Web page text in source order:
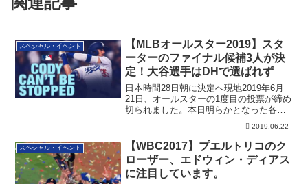
スペシャル・イベント
【MLBオールスター2019】スタ
ーターのファイナル候補3人が決
定！大谷選手はDHで選ばれず
日本時間28日朝に決定へ現地2019年6月
21日、オールスターの1度目の投票が締め
切られました。本日明らかとなった各ポ
2019.06.22
スペシャル・イベント
【WBC2017】プエルトリコのク
ローザー、エドウィン・ディアス
に注目しています。